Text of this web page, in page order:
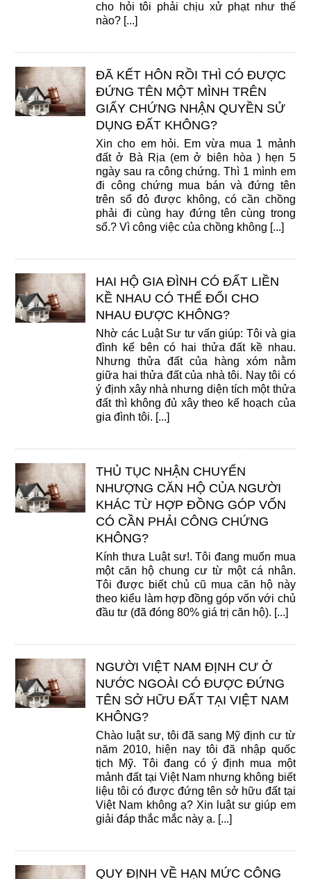
cho hỏi tôi phải chịu xử phạt như thế
nào? [...]
ĐÃ KẾT HÔN RỒI THÌ CÓ ĐƯỢC
ĐỨNG TÊN MỘT MÌNH TRÊN
GIẤY CHỨNG NHẬN QUYỀN SỬ
DỤNG ĐẤT KHÔNG?
Xin cho em hỏi. Em vừa mua 1 mảnh
đất ở Bà Rịa (em ở biên hòa ) hẹn 5
ngày sau ra công chứng. Thì 1 mình em
đi công chứng mua bán và đứng tên
trên sổ đỏ được không, có cần chồng
phải đi cùng hay đứng tên cùng trong
sổ.? Vì công việc của chồng không [...]
HAI HỘ GIA ĐÌNH CÓ ĐẤT LIỀN
KỀ NHAU CÓ THỂ ĐỔI CHO
NHAU ĐƯỢC KHÔNG?
Nhờ các Luật Sư tư vấn giúp: Tôi và gia
đình kế bên có hai thửa đất kề nhau.
Nhưng thửa đất của hàng xóm nằm
giữa hai thửa đất của nhà tôi. Nay tôi có
ý định xây nhà nhưng diện tích một thửa
đất thì không đủ xây theo kế hoạch của
gia đình tôi. [...]
THỦ TỤC NHẬN CHUYỂN
NHƯỢNG CĂN HỘ CỦA NGƯỜI
KHÁC TỪ HỢP ĐỒNG GÓP VỐN
CÓ CẦN PHẢI CÔNG CHỨNG
KHÔNG?
Kính thưa Luật sư!. Tôi đang muốn mua
một căn hộ chung cư từ một cá nhân.
Tôi được biết chủ cũ mua căn hộ này
theo kiểu làm hợp đồng góp vốn với chủ
đầu tư (đã đóng 80% giá trị căn hộ). [...]
NGƯỜI VIỆT NAM ĐỊNH CƯ Ở
NƯỚC NGOÀI CÓ ĐƯỢC ĐỨNG
TÊN SỞ HỮU ĐẤT TẠI VIỆT NAM
KHÔNG?
Chào luật sư, tôi đã sang Mỹ định cư từ
năm 2010, hiện nay tôi đã nhập quốc
tịch Mỹ. Tôi đang có ý định mua một
mảnh đất tại Việt Nam nhưng không biết
liệu tôi có được đứng tên sở hữu đất tại
Việt Nam không ạ? Xin luật sư giúp em
giải đáp thắc mắc này ạ. [...]
QUY ĐỊNH VỀ HẠN MỨC CÔNG